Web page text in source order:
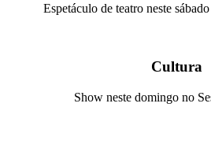
Espetáculo de teatro neste
Cultura
Show neste domingo no